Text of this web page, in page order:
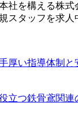
社を構える株式
スタッフを求人
厚い指導体制
立つ鉄骨鳶関連